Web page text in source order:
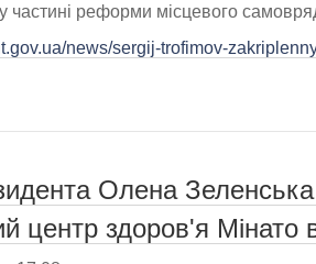
у частині реформи місцевого
news/sergij-trofimov-
Олена Зеленська
центр здоров'я Мінато